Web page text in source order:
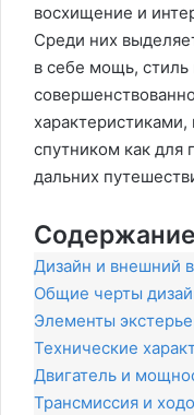
восхищение и
Среди них
в себе мощь,
спутником как для
дальних
Содержание
Дизайн и внешний
Общие черты
Элементы
Технические
Двигатель и
Трансмиссия и